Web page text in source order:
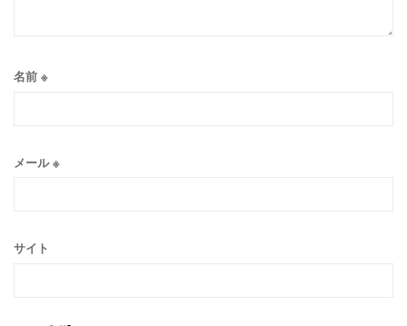
名前 ※
メール※
サイト